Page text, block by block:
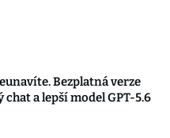
Bezplatná verze
chat a lepší model GPT-5.6